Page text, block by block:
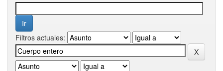
Filtros actuales: